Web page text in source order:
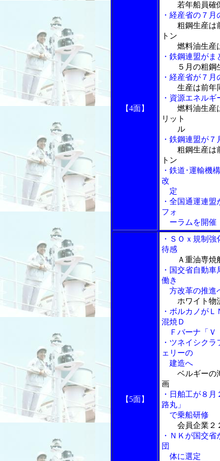
【4面】
若年船員確
・経産省の７
粗鋼生産は
トン
燃料油生産は
・鉄鋼連盟が
５月の粗
・経産省が７
生産は前年
・資源エネル
燃料油生産
リット
ル
・鉄鋼連盟が
粗鋼生産は
トン
・鉄道･運輸機
改
定
・全国通運連
フォ
ーラムを開催
【5面】
・ＳＯｘ規制
待感
Ａ重油専焼
・国交省自動
働き
方改革の推進
ホワイト物
・ボルカノが
混焼Ｄ
Ｆバーナ「Ｖ
・ツネイシク
ェリーの
建造へ
ベルギーの
画
・日舶工が８
路丸」
で乗船研修
会員企業２
・ＮＫが国交
団
体に選定